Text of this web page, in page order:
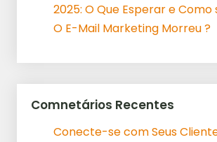
2025: O Que Esperar e
O E-Mail Marketing Morreu ?
Comnetários Recentes
Conecte-se com Seus